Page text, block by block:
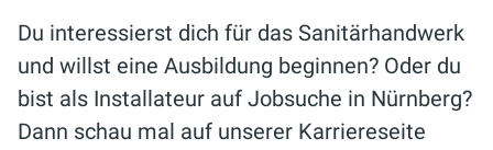
Du interessierst dich für das Sanitärhandwerk
und willst eine Ausbildung beginnen? Oder du
bist als Installateur auf Jobsuche in Nürnberg?
Dann schau mal auf unserer Karriereseite